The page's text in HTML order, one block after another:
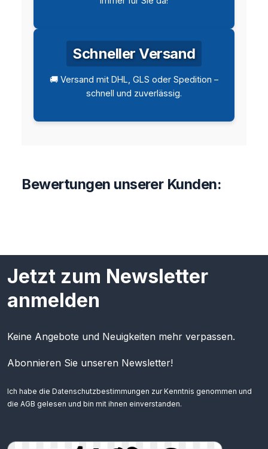
Schneller Versand
🚚 Versand mit DHL, GLS oder Spedition –
schnell und zuverlässig.
Bewertungen unserer Kunden:
Jetzt zum Newsletter
anmelden
Keine Angebote und Neuigkeiten mehr verpassen.
Abonnieren Sie unseren Newsletter!
Ich habe die Datenschutzbestimmungen zur Kenntnis genommen und
die AGB gelesen und bin mit ihnen einverstanden.